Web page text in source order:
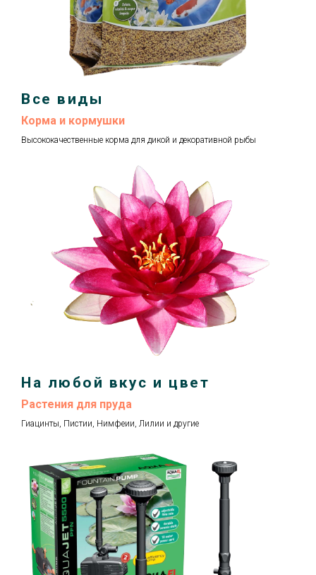
Все виды
Корма и кормушки
Высококачественные корма для дикой и декоративной рыбы
На любой вкус и цвет
Растения для пруда
Гиацинты, Пистии, Нимфеии, Лилии и другие